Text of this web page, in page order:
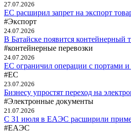
27.07.2026
ЕС расширил запрет на экспорт
#Экспорт
24.07.2026
В Батайске появится контейнерный
#контейнерные перевозки
24.07.2026
ЕС ограничил операции с портами и
#ЕС
23.07.2026
Бизнесу упростят переход на
#Электронные документы
21.07.2026
С 31 июля в ЕАЭС расширили
#ЕАЭС